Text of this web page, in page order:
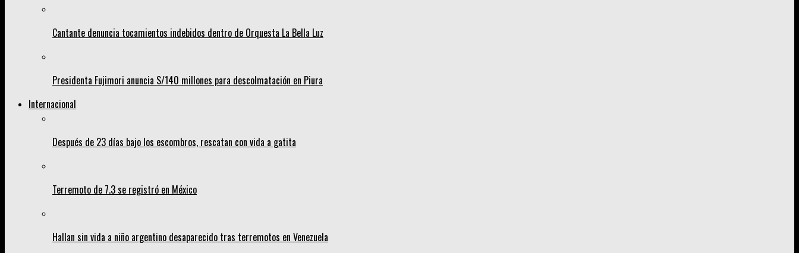
Cantante denuncia tocamientos indebidos dentro de Orquesta La Bella Luz
Presidenta Fujimori anuncia S/140 millones para descolmatación en Piura
Internacional
Después de 23 días bajo los escombros, rescatan con vida a gatita
Terremoto de 7.3 se registró en México
Hallan sin vida a niño argentino desaparecido tras terremotos en Venezuela